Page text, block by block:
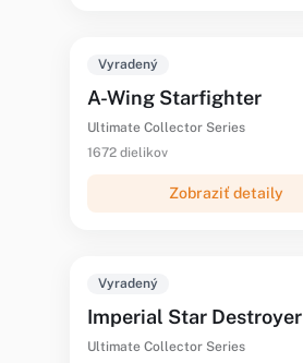
Vyradený
A-Wing Starfighter
Ultimate Collector Series
1672 dielikov
Zobraziť detaily
Vyradený
Imperial Star Destroyer
Ultimate Collector Series